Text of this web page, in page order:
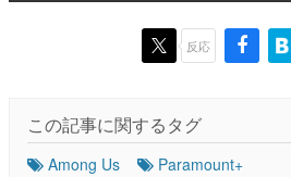
反応
この記事に関するタグ
Among Us
Paramount+